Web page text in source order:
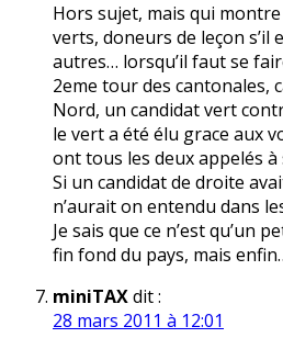
Hors sujet, mais qui
verts, doneurs de leçon s’il
autres… lorsqu’il faut se
2eme tour des cantonales,
Nord, un candidat vert
le vert a été élu grace aux
ont tous les deux appelés
Si un candidat de droite
n’aurait on entendu dans
Je sais que ce n’est qu’un
fin fond du pays, mais
miniTAXdit :
28 mars 2011 à 12:01